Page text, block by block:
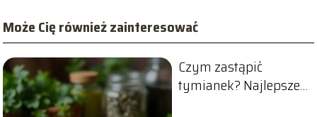
Może Cię również zainteresować
Czym zastąpić
tymianek? Najlepsze